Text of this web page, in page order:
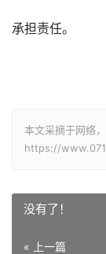
承担责任。
本文采摘于网络
https://
没有了！
« 上一篇